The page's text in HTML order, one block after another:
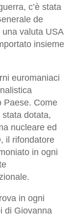
c’è stata
de
valuta USA
insieme
euromaniaci
Paese. Come
dotata,
nucleare ed
il rifondatore
in ogni
in ogni
di Giovanna